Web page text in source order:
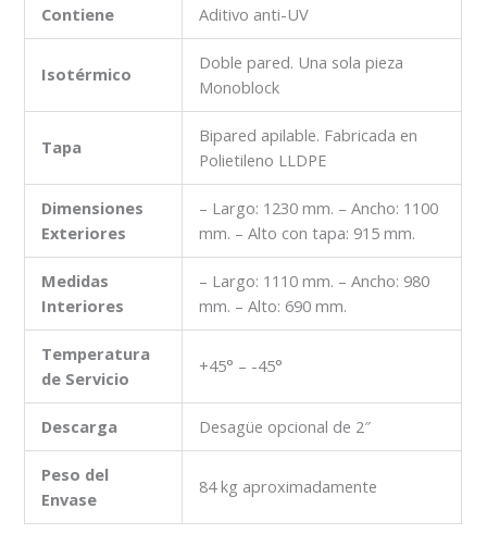
Contiene Aditivo anti-UV
Isotérmico
Doble pared. Una sola pieza
Monoblock
Tapa
Bipared apilable. Fabricada en
Polietileno LLDPE
Dimensiones
Exteriores
– Largo: 1230 mm. – Ancho: 1100
mm. – Alto con tapa: 915 mm.
Medidas
Interiores
– Largo: 1110 mm. – Ancho: 980
mm. – Alto: 690 mm.
Temperatura
de Servicio
+45° – -45°
Descarga Desagüe opcional de 2″
Peso del
Envase
84 kg aproximadamente